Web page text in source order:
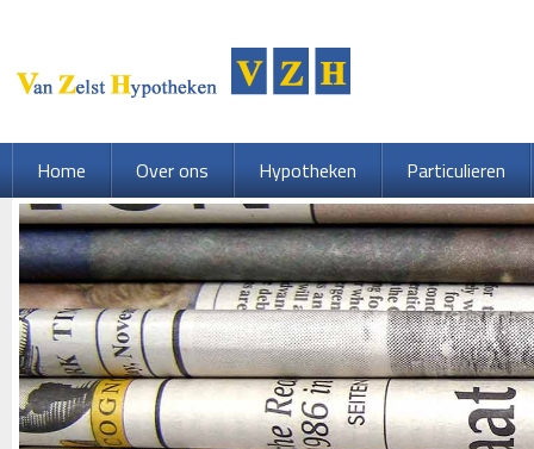
Home Over ons Hypotheken Particulieren